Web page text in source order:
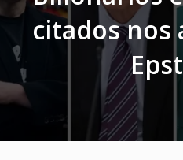
citados nos